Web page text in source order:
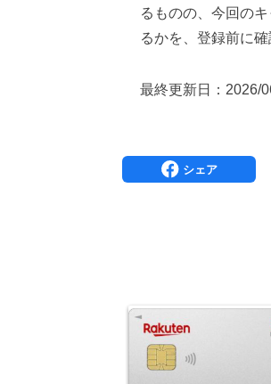
るものの、今回の
るかを、登録前に
最終更新日：2026/